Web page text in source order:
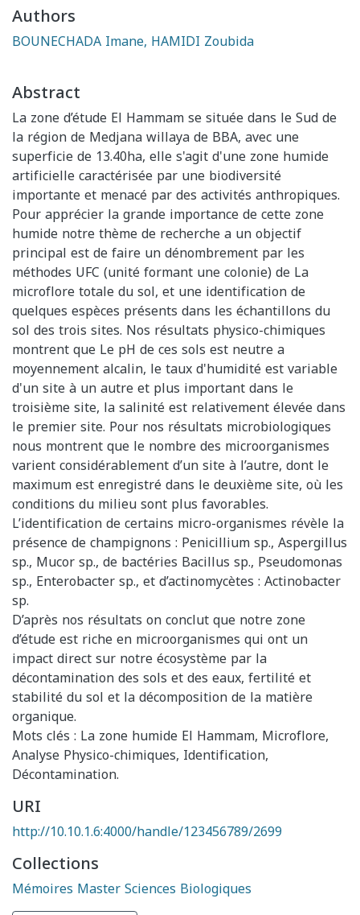
Authors
BOUNECHADA Imane, HAMIDI Zoubida
Abstract
La zone d’étude El Hammam se située dans le Sud de
la région de Medjana willaya de BBA, avec une
superficie de 13.40ha, elle s'agit d'une zone humide
artificielle caractérisée par une biodiversité
importante et menacé par des activités anthropiques.
Pour apprécier la grande importance de cette zone
humide notre thème de recherche a un objectif
principal est de faire un dénombrement par les
méthodes UFC (unité formant une colonie) de La
microflore totale du sol, et une identification de
quelques espèces présents dans les échantillons du
sol des trois sites. Nos résultats physico-chimiques
montrent que Le pH de ces sols est neutre a
moyennement alcalin, le taux d'humidité est variable
d'un site à un autre et plus important dans le
troisième site, la salinité est relativement élevée dans
le premier site. Pour nos résultats microbiologiques
nous montrent que le nombre des microorganismes
varient considérablement d’un site à l’autre, dont le
maximum est enregistré dans le deuxième site, où les
conditions du milieu sont plus favorables.
L’identification de certains micro-organismes révèle la
présence de champignons : Penicillium sp., Aspergillus
sp., Mucor sp., de bactéries Bacillus sp., Pseudomonas
sp., Enterobacter sp., et d’actinomycètes : Actinobacter
sp.
D’après nos résultats on conclut que notre zone
d’étude est riche en microorganismes qui ont un
impact direct sur notre écosystème par la
décontamination des sols et des eaux, fertilité et
stabilité du sol et la décomposition de la matière
organique.
Mots clés : La zone humide El Hammam, Microflore,
Analyse Physico-chimiques, Identification,
Décontamination.
URI
http://10.10.1.6:4000/handle/123456789/2699
Collections
Mémoires Master Sciences Biologiques